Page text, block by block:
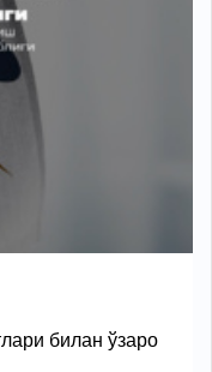
билан ўзаро